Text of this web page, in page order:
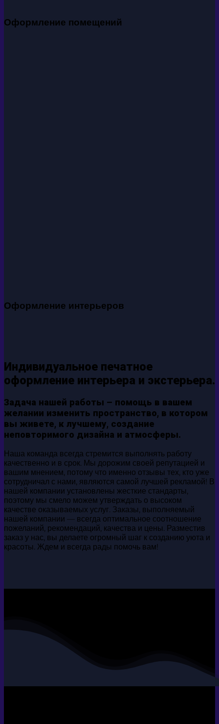
Оформление помещений
Оформление интерьеров
Индивидуальное печатное
оформление интерьера и экстерьера.
Задача нашей работы – помощь в вашем
желании изменить пространство, в котором
вы живете, к лучшему, создание
неповторимого дизайна и атмосферы.
Наша команда всегда стремится выполнять работу
качественно и в срок. Мы дорожим своей репутацией и
вашим мнением, потому что именно отзывы тех, кто уже
сотрудничал с нами, являются самой лучшей рекламой! В
нашей компании установлены жесткие стандарты,
поэтому мы смело можем утверждать о высоком
качестве оказываемых услуг. Заказы, выполняемый
нашей компании — всегда оптимальное соотношение
пожеланий, рекомендаций, качества и цены. Разместив
заказ у нас, вы делаете огромный шаг к созданию уюта и
красоты. Ждем и всегда рады помочь вам!